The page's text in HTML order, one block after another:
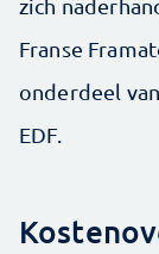
zich
Franse
onderdeel
EDF.